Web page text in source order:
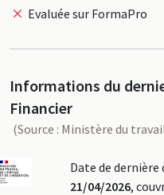
Evaluée sur FormaPro
Informations du
Financier
(Source : Ministère du
Date de dernière
21/04/2026,